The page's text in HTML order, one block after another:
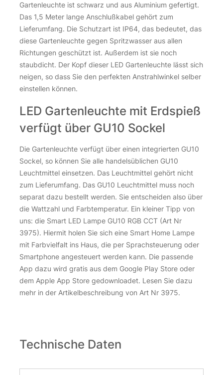
Gartenleuchte ist schwarz und aus Aluminium gefertigt.
Das 1,5 Meter lange Anschlußkabel gehört zum
Lieferumfang. Die Schutzart ist IP64, das bedeutet, das
diese Gartenleuchte gegen Spritzwasser aus allen
Richtungen geschützt ist. Außerdem ist sie noch
staubdicht. Der Kopf dieser LED Gartenleuchte lässt sich
neigen, so dass Sie den perfekten Anstrahlwinkel selber
einstellen können.
LED Gartenleuchte mit Erdspieß
verfügt über GU10 Sockel
Die Gartenleuchte verfügt über einen integrierten GU10
Sockel, so können Sie alle handelsüblichen GU10
Leuchtmittel einsetzen. Das Leuchtmittel gehört nicht
zum Lieferumfang. Das GU10 Leuchtmittel muss noch
separat dazu bestellt werden. Sie entscheiden also über
die Wattzahl und Farbtemperatur. Ein kleiner Tipp von
uns: die Smart LED Lampe GU10 RGB CCT (Art Nr
3975). Hiermit holen Sie sich eine Smart Home Lampe
mit Farbvielfalt ins Haus, die per Sprachsteuerung oder
Smartphone angesteuert werden kann. Die passende
App dazu wird gratis aus dem Google Play Store oder
dem Apple App Store gedownloadet. Lesen Sie dazu
mehr in der Artikelbeschreibung von Art Nr 3975.
Technische Daten